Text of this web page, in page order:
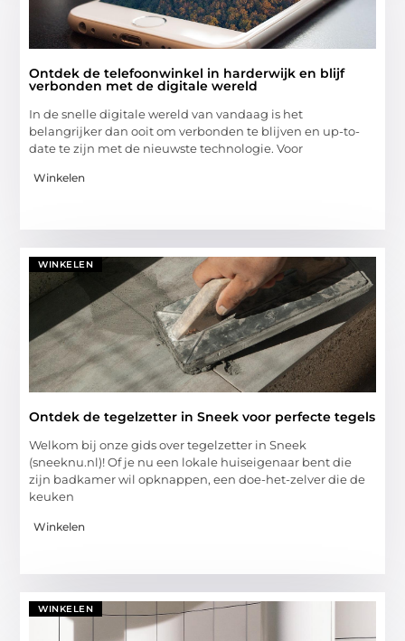
Ontdek de telefoonwinkel in harderwijk en blijf
verbonden met de digitale wereld
In de snelle digitale wereld van vandaag is het
belangrijker dan ooit om verbonden te blijven en up-to-
date te zijn met de nieuwste technologie. Voor
Winkelen
WINKELEN
Ontdek de tegelzetter in Sneek voor perfecte tegels
Welkom bij onze gids over tegelzetter in Sneek
(sneeknu.nl)! Of je nu een lokale huiseigenaar bent die
zijn badkamer wil opknappen, een doe-het-zelver die de
keuken
Winkelen
WINKELEN